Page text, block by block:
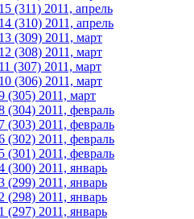
(311) 2011, апрель
(310) 2011, апрель
(309) 2011, март
(308) 2011, март
(307) 2011, март
(306) 2011, март
(305) 2011, март
(304) 2011, февраль
(303) 2011, февраль
(302) 2011, февраль
(301) 2011, февраль
(300) 2011, январь
(299) 2011, январь
(298) 2011, январь
(297) 2011, январь